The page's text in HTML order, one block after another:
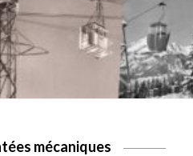
mécaniques